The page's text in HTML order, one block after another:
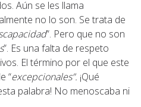
Aún se les llama
no lo son. Se trata de
”. Pero que no son
”. Es una falta de respeto
El término por el que este
“excepcionales”. ¡Qué
palabra! No menoscaba ni